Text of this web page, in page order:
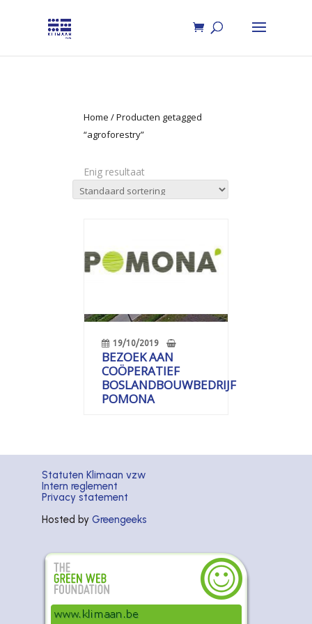
Home / Producten getagged
“agroforestry”
Enig resultaat
19/10/2019
BEZOEK AAN
COÖPERATIEF
BOSLANDBOUWBEDRIJF
POMONA
Statuten Klimaan vzw
Intern reglement
Privacy statement
Hosted by Greengeeks